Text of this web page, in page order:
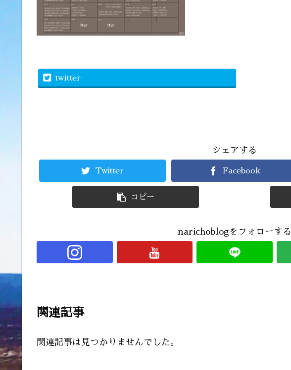
twitter
シェアする
Twitter Facebook
コピー
narichoblogをフォローする
関連記事
関連記事は見つかりませんでした。